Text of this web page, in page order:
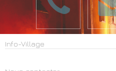
Info-Village